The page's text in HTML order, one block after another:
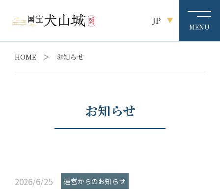
JP
HOME お知らせ
お知らせ
2026/6/25 運営からのお知らせ